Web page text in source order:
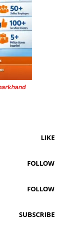
LIKE
FOLLOW
FOLLOW
SUBSCRIBE